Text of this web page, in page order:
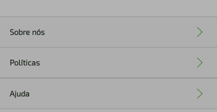
Sobre nós
Políticas
Ajuda